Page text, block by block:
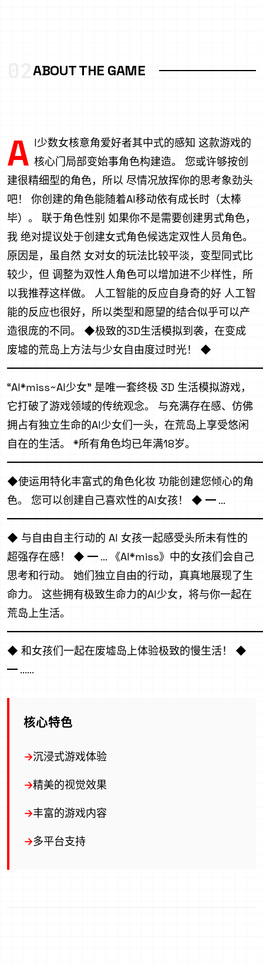
ABOUT THE GAME
A I少数女核意角爱好者其中式的感知 这款游戏的
核心门局部变始事角色构建造。 您或许够按创
建很精细型的角色，所以 尽情况放挥你的思考象劲头
吧！ 你创建的角色能随着AI移动依有成长时（太棒
毕）。 联于角色性别 如果你不是需要创建男式角色，
我 绝对提议处于创建女式角色候选定双性人员角色。
原因是，虽自然 女对女的玩法比较平淡，变型同式比
较少，但 调整为双性人角色可以增加进不少样性，所
以我推荐这样做。 人工智能的反应自身奇的好 人工智
能的反应也很好，所以类型和愿望的结合似乎可以产
造很庞的不同。 ◆极致的3D生活模拟到袭，在变成
废墟的荒岛上方法与少女自由度过时光！ ◆
“AI*miss~AI少女” 是唯一套终极 3D 生活模拟游戏，
它打破了游戏领域的传统观念。 与充满存在感、仿佛
拥占有独立生命的AI少女们一头，在荒岛上享受悠闲
自在的生活。 *所有角色均已年满18岁。
◆使运用特化丰富式的角色化妆 功能创建您倾心的角
色。 您可以创建自己喜欢性的AI女孩！ ◆ ━ ...
◆ 与自由自主行动的 AI 女孩一起感受头所未有性的
超强存在感！ ◆ ━ ... 《AI*miss》中的女孩们会自己
思考和行动。 她们独立自由的行动，真真地展现了生
命力。 这些拥有极致生命力的AI少女，将与你一起在
荒岛上生活。
◆ 和女孩们一起在废墟岛上体验极致的慢生活！ ◆
━ ......
核心特色
沉浸式游戏体验
精美的视觉效果
丰富的游戏内容
多平台支持